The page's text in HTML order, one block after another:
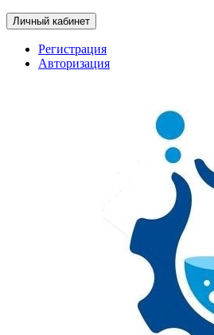
Личный кабинет
Регистрация
Авторизация